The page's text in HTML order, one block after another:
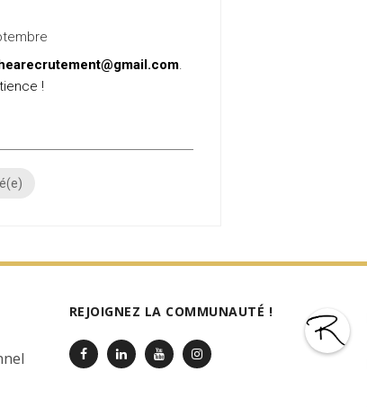
.
!
REJOIGNEZ LA COMMUNAUTÉ !